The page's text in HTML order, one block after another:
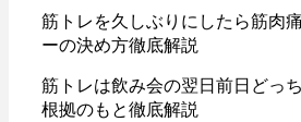
筋トレを久しぶりにしたら筋肉
ーの決め方徹底解説
筋トレは飲み会の翌日前日どっ
根拠のもと徹底解説